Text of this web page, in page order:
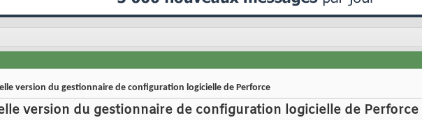
version du gestionnaire de configuration logicielle de Perforce
version du gestionnaire de configuration logicielle de Perforce